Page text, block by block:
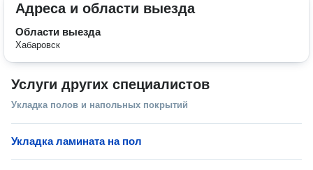
Адреса и области выезда
Области выезда
Хабаровск
Услуги других специалистов
Укладка полов и напольных покрытий
Укладка ламината на пол